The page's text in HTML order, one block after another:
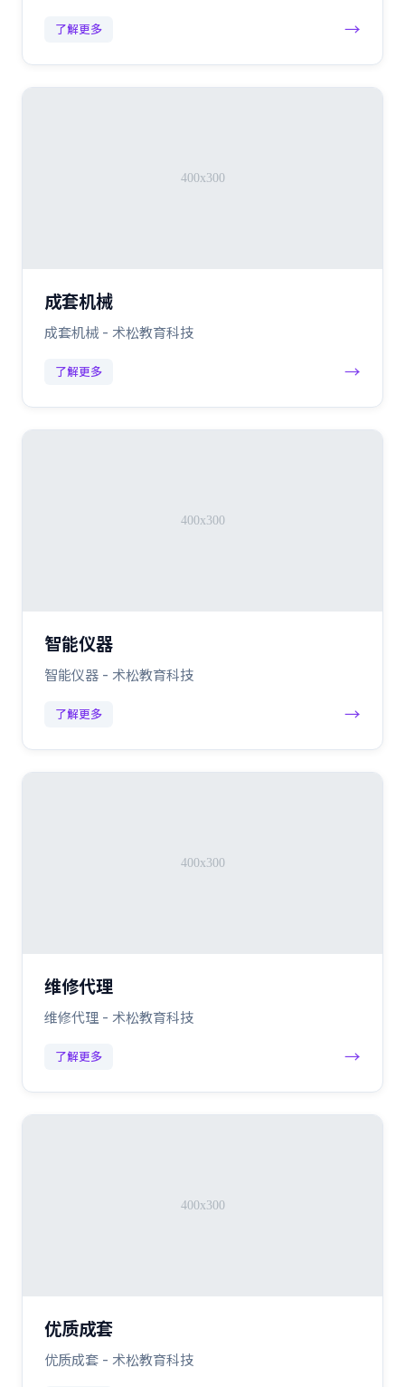
了解更多 →
成套机械
成套机械 - 术松教育科技
了解更多 →
智能仪器
智能仪器 - 术松教育科技
了解更多 →
维修代理
维修代理 - 术松教育科技
了解更多 →
优质成套
优质成套 - 术松教育科技